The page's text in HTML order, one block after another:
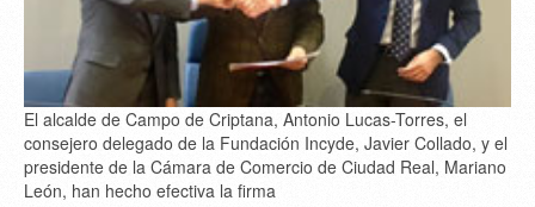
El alcalde de Campo de Criptana, Antonio Lucas-Torres, el
consejero delegado de la Fundación Incyde, Javier Collado, y el
presidente de la Cámara de Comercio de Ciudad Real, Mariano
León, han hecho efectiva la firma